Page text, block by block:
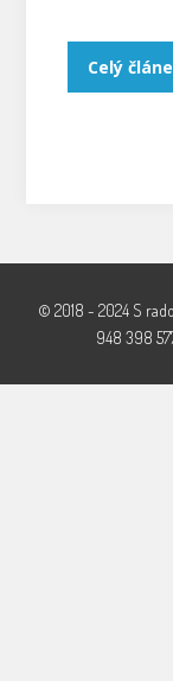
Celý
© 2018 - 2024 S
948 398